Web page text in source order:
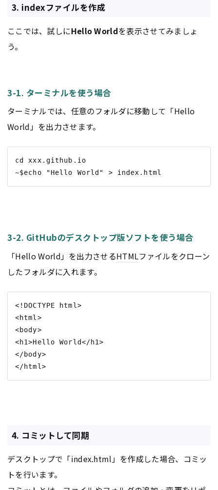
3. indexファイルを作成
ここでは、試しにHello Worldを表示させてみましょ
う。
3-1. ターミナルを使う場合
ターミナルでは、任意のフォルダに移動して「Hello
World」を出力させます。
cd xxx.github.io
3-2. GitHubのデスクトップ版ソフトを使う場合
「Hello World」を出力させるHTMLファイルをクローン
したフォルダに入れます。
<!DOCTYPE html>
<html>
<body>
<h1>Hello World</h1>
</body>
4. コミットして同期
デスクトップで「index.html」を作成した場合、コミッ
トを行います。